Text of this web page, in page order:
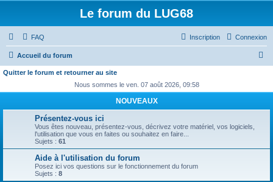
Le forum du LUG68
FAQ Connexion
Inscription
Accueil du forum
Quitter le forum et retourner au site
Nous sommes le ven. 07 août 2026, 09:58
NOUVEAUX
Présentez-vous ici
Vous êtes nouveau, présentez-vous, décrivez votre matériel, vos logiciels,
l'utilisation que vous en faites ou souhaitez en faire...
Sujets : 61
Aide à l'utilisation du forum
Posez ici vos questions sur le fonctionnement du forum
Sujets : 8